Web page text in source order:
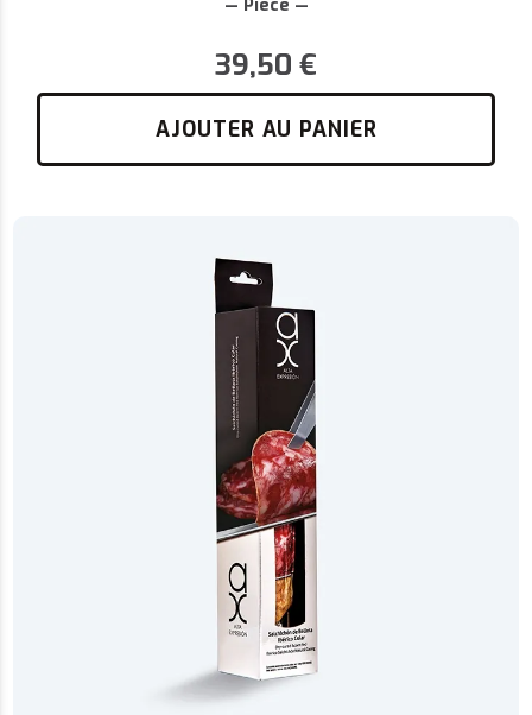
— Pièce —
39,50 €
AJOUTER AU PANIER